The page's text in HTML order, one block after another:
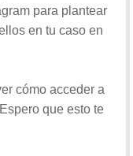
a nuestro canal
para que
a nuestro canal
para plantear
en tu caso en
cómo acceder a
que esto te